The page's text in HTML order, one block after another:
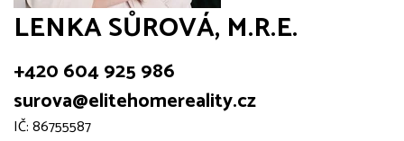
LENKA SŮROVÁ, M.R.E.
+420 604 925 986
surova@elitehomereality.cz
IČ: 86755587